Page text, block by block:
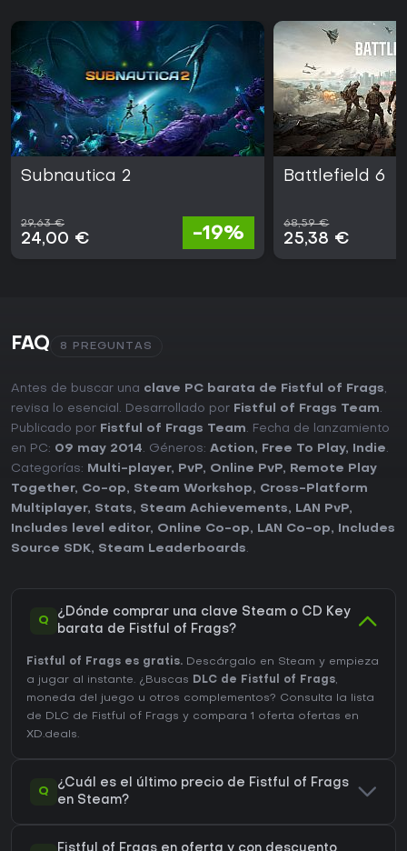
Subnautica 2
29,63 €
24,00 € -19%
Battlefield 6
68,59 €
25,38 €
FAQ 8 PREGUNTAS
Antes de buscar una clave PC barata de Fistful of Frags,
revisa lo esencial. Desarrollado por Fistful of Frags Team.
Publicado por Fistful of Frags Team. Fecha de lanzamiento
en PC: 09 may 2014. Géneros: Action, Free To Play, Indie.
Categorías:
Multi-player, PvP, Online PvP,
Remote Play
Together, Co-op, Steam Workshop, Cross-Platform
Multiplayer, Stats, Steam Achievements, LAN PvP,
Includes level editor, Online Co-op, LAN Co-op,
Includes
Source SDK, Steam Leaderboards.
Q
¿Dónde comprar una clave Steam o CD Key
barata de Fistful of Frags?
Fistful of Frags es gratis. Descárgalo en Steam y empieza
a jugar al instante. ¿Buscas DLC de Fistful of Frags,
moneda del juego u otros complementos? Consulta la lista
de DLC de Fistful of Frags y compara 1 oferta ofertas en
XD.deals.
Q
¿Cuál es el último precio de Fistful of Frags
en Steam?